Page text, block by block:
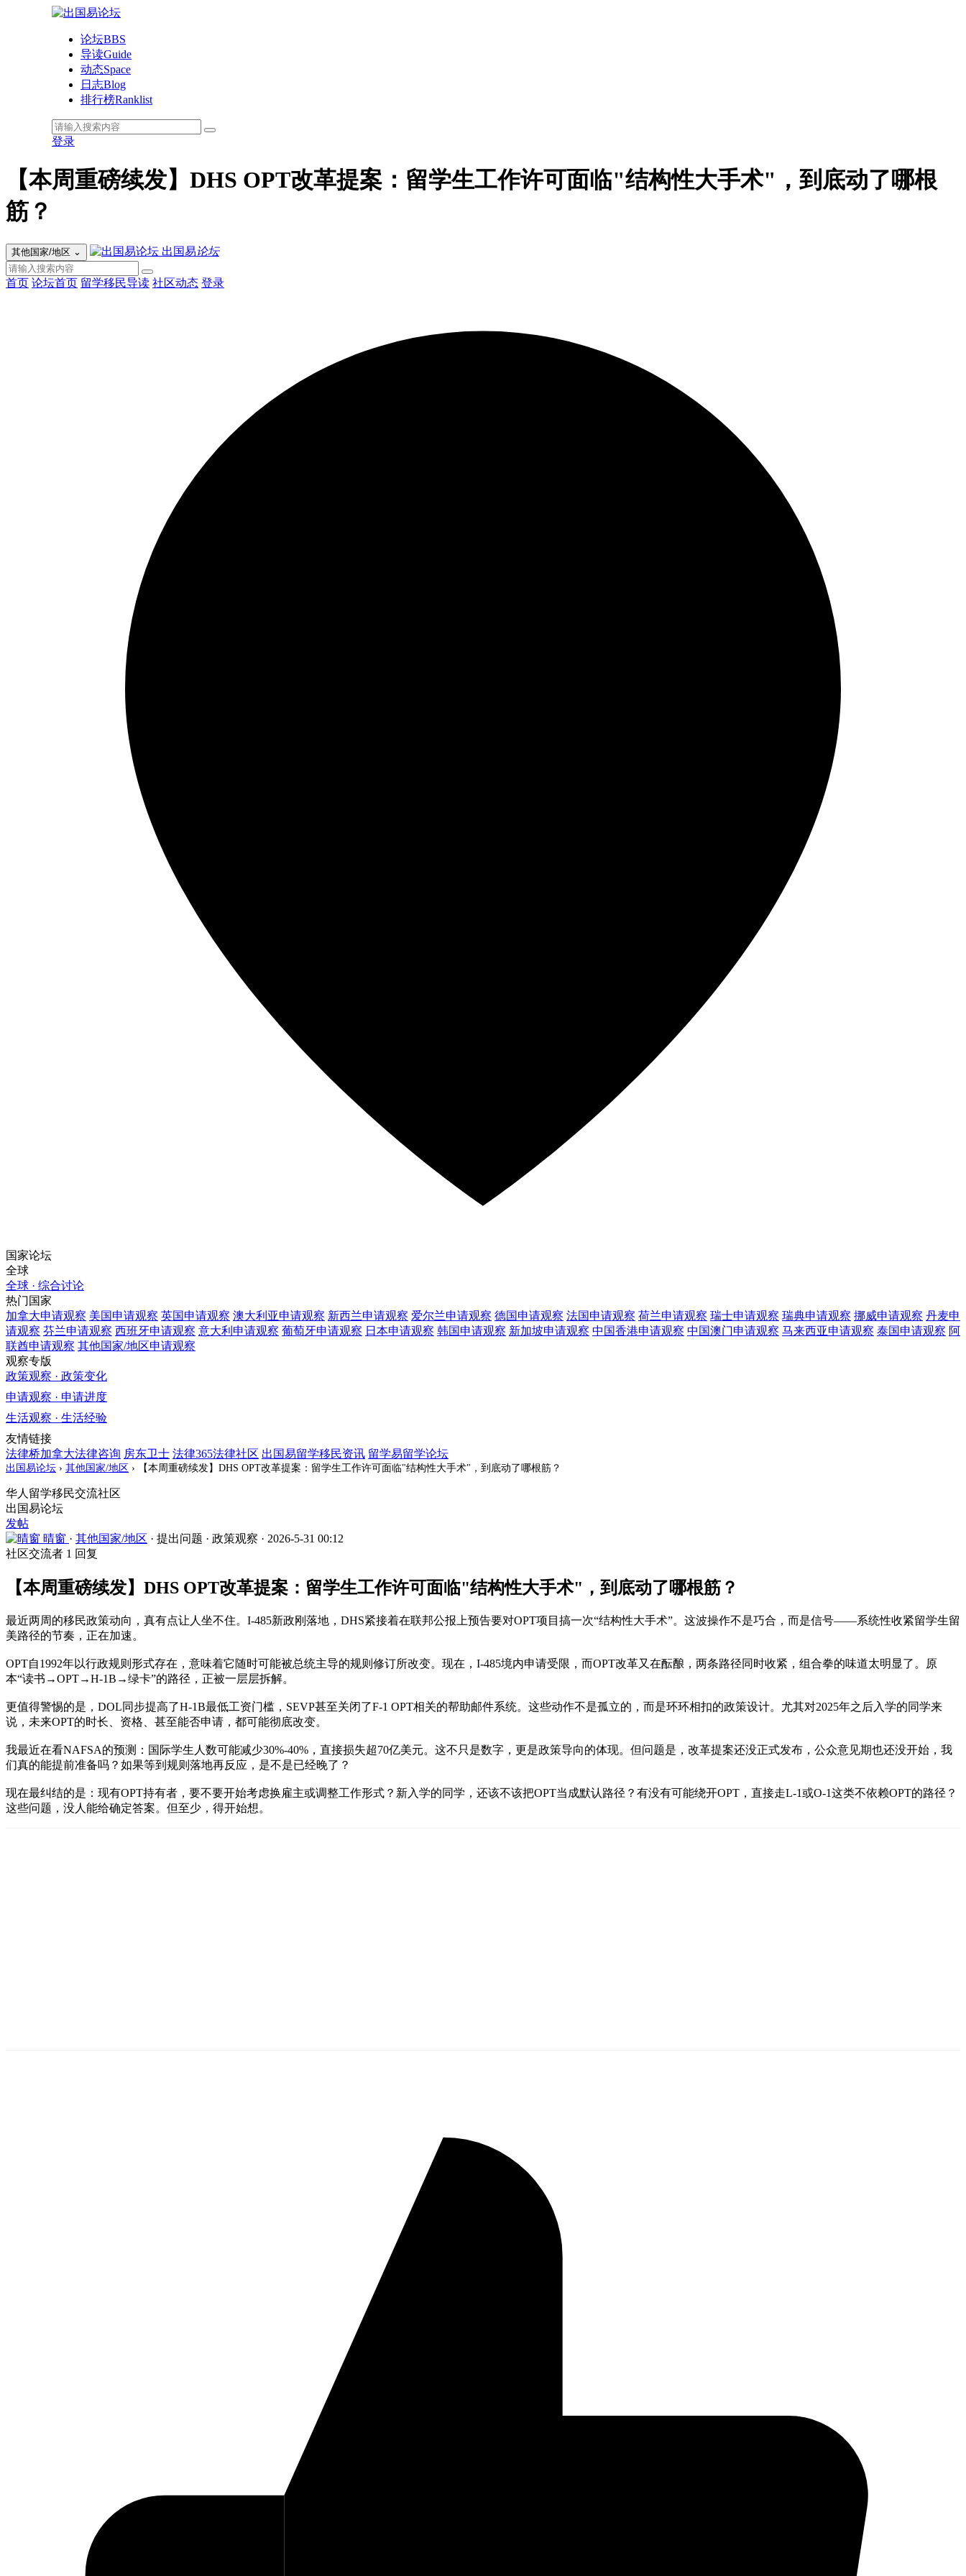
论坛BBS
导读Guide
动态Space
日志Blog
排行榜Ranklist
登录
【本周重磅续发】DHS OPT改革提案：留学生工作许可面临"结构性大手术"，到底动了哪根
筋？
其他国家/地区 ⌄ 出国易论坛
首页 论坛首页 留学移民导读 社区动态 登录
国家论坛
全球
全球 · 综合讨论
热门国家
加拿大申请观察 美国申请观察 英国申请观察 澳大利亚申请观察 新西兰申请观察 爱尔兰申请观察 德国申请观察 法国申请观察 荷兰申请观察 瑞士申请观察 瑞典申请观察 挪威申请观察 丹麦申
请观察 芬兰申请观察 西班牙申请观察 意大利 申请观察 葡萄牙申请观察 日本申请观察 韩国申请观察 新加坡申请观察 中国香港申请观察 中国澳门申请观察 马来西亚申请观察 泰国申请观察 阿
联酋申请观察 其他国家/地区申请观察
观察专版
政策观察 · 政策变化
申请观察 · 申请进度
生活观察 · 生活经验
友情链接
法律桥加拿大法律咨询 房东卫士 法律365法律社区 出国易留学移民资讯 留学易留学论坛
出国易论坛 › 其他国家/地区 › 【本周重磅续发】DHS OPT改革提案：留学生工作许可面临"结构性大手术"，到底动了哪根筋？
华人留学移民交流社区
出国易论坛
发帖
晴窗 · 其他国家/地区 · 提出问题 · 政策观察 · 2026-5-31 00:12
社区交流者 1 回复
【本周重磅续发】DHS OPT改革提案：留学生工作许可面临"结构性大手术"，到底动了哪根筋？
最近两周的移民政策动向，真有点让人坐不住。I-485新政刚落地，DHS紧接着在联邦公报上预告要对OPT项目搞一次“结构性大手术”。这波操作不是巧合，而是信号——系统性收紧留学生留
美路径的节奏，正在加速。
OPT自1992年以行政规则形式存在，意味着它随时可能被总统主导的规则修订所改变。现在，I-485境内申请受限，而OPT改革又在酝酿，两条路径同时收紧，组合拳的味道太明显了。原
本“读书→OPT→H-1B→绿卡”的路径，正被一层层拆解。
更值得警惕的是，DOL同步提高了H-1B最低工资门槛，SEVP甚至关闭了F-1 OPT相关的帮助邮件系统。这些动作不是孤立的，而是环环相扣的政策设计。尤其对2025年之后入学的同学来
说，未来OPT的时长、资格、甚至能否申请，都可能彻底改变。
我最近在看NAFSA的预测：国际学生人数可能减少30%-40%，直接损失超70亿美元。这不只是数字，更是政策导向的体现。但问题是，改革提案还没正式发布，公众意见期也还没开始，我
们真的能提前准备吗？如果等到规则落地再反应，是不是已经晚了？
现在最纠结的是：现有OPT持有者，要不要开始考虑换雇主或调整工作形式？新入学的同学，还该不该把OPT当成默认路径？有没有可能绕开OPT，直接走L-1或O-1这类不依赖OPT的路径？
这些问题，没人能给确定答案。但至少，得开始想。